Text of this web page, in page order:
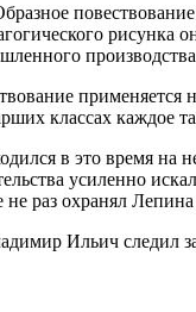
рисунка
применяется
классах каждое
в это время на
усиленно
раз охранял
Ильич следил